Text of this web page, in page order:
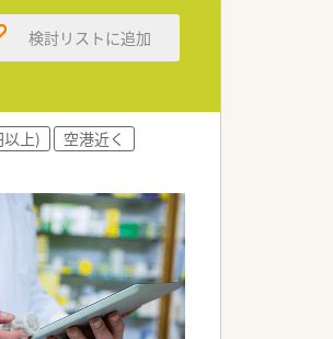
検討リストに追加
上)
空港近く